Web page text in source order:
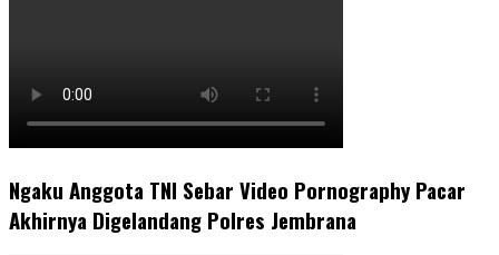
Ngaku Anggota TNI Sebar Video Pornography Pacar
Akhirnya Digelandang Polres Jembrana